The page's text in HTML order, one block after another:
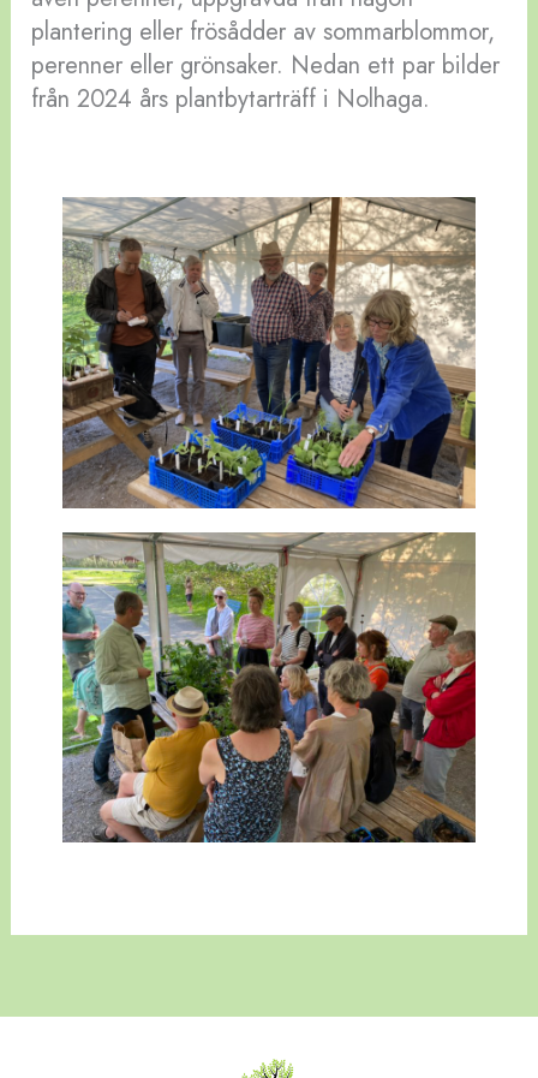
plantering eller frösådder av sommarblommor,
perenner eller grönsaker. Nedan ett par bilder
från 2024 års plantbytarträff i Nolhaga.